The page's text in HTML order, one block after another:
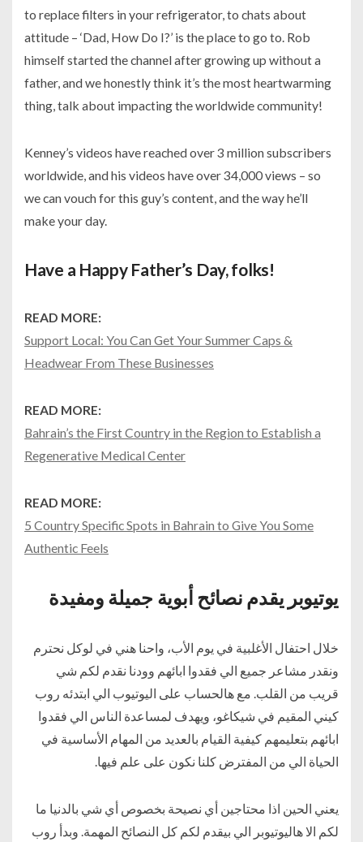
to replace filters in your refrigerator, to chats about
attitude – ‘Dad, How Do I?’ is the place to go to. Rob
himself started the channel after growing up without a
father, and we honestly think it’s the most heartwarming
thing, talk about impacting the worldwide community!
Kenney’s videos have reached over 3 million subscribers
worldwide, and his videos have over 34,000 views – so
we can vouch for this guy’s content, and the way he’ll
make your day.
Have a Happy Father’s Day, folks!
READ MORE:
Support Local: You Can Get Your Summer Caps &
Headwear From These Businesses
READ MORE:
Bahrain’s the First Country in the Region to Establish a
Regenerative Medical Center
READ MORE:
5 Country Specific Spots in Bahrain to Give You Some
Authentic Feels
يوتيوبر يقدم نصائح أبوية جميلة ومفيدة
خلال احتفال الأغلبية في يوم الأب، واحنا هني في لوكل نحترم
ونقدر مشاعر جميع الي فقدوا ابائهم وودنا نقدم لكم شي
قريب من القلب. مع هالحساب على اليوتيوب الي ابتدئه روب
كيني المقيم في شيكاغو، ويهدف لمساعدة الناس الي فقدوا
ابائهم بتعليمهم كيفية القيام بالعديد من المهام الأساسية في
الحياة الي من المفترض كلنا نكون على علم فيها.
يعني الحين اذا محتاجين أي نصيحة بخصوص أي شي بالدنيا ما
لكم الا هاليوتيوبر الي بيقدم لكم كل النصائح المهمة. وبدأ روب